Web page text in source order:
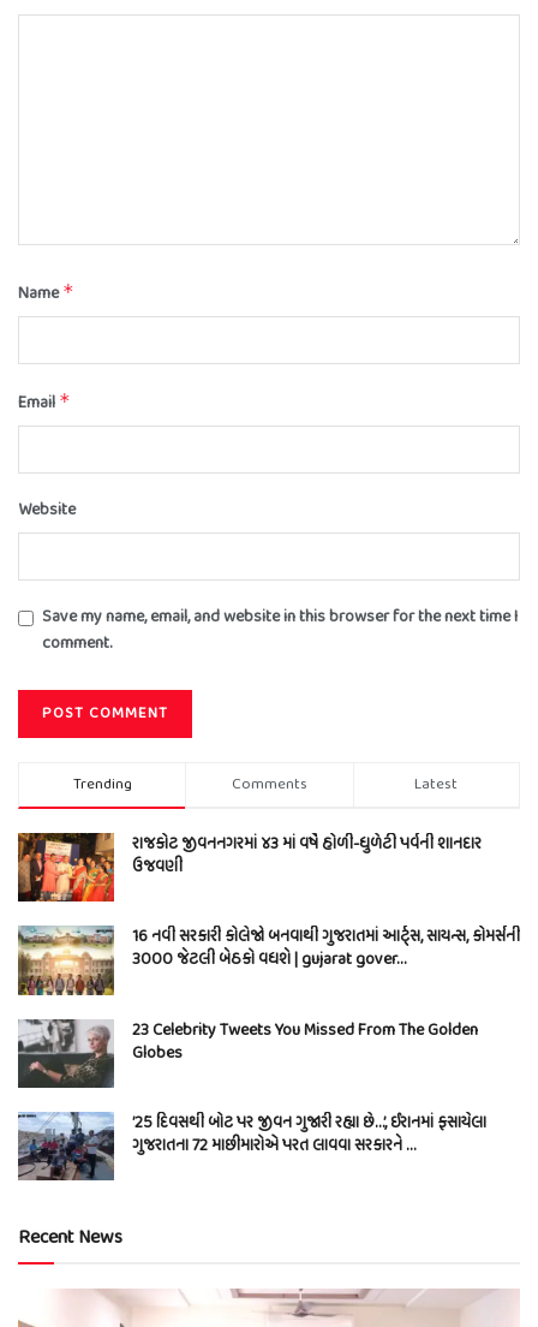
Name*
Email *
Website
Save my name, email, and website in this browser for the next time I
comment.
Trending Comments Latest
રાજકોટ જીવનનગરમાં ૪૩ માં વર્ષે હોળી-ધુળેટી પર્વની શાનદાર
ઉજવણી
16 નવી સરકારી કોલેજો બનવાથી ગુજરાતમાં આર્ટ્સ, સાયન્સ, કોમર્સની
3000 જેટલી બેઠકો વધશે | gujarat gover…
23 Celebrity Tweets You Missed From The Golden
Globes
’25 દિવસથી બોટ પર જીવન ગુજારી રહ્યા છે…’, ઈરાનમાં ફસાયેલા
ગુજરાતના 72 માછીમારોએ પરત લાવવા સરકારને …
Recent News